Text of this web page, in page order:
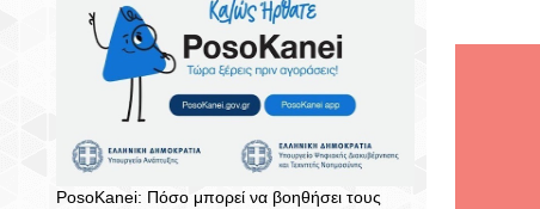
PosoKanei: Πόσο μπορεί να βοηθήσει τους